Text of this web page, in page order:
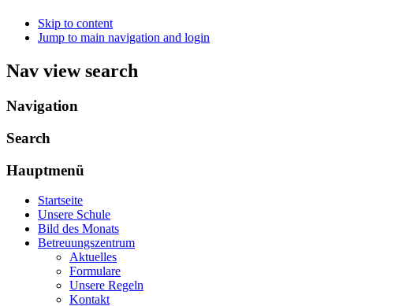
Skip to content
Jump to main navigation and login
Nav view search
Navigation
Search
Hauptmenü
Startseite
Unsere Schule
Bild des Monats
Betreuungszentrum
Aktuelles
Formulare
Unsere Regeln
Kontakt